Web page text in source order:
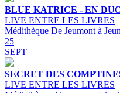
BLUE KATRICE - EN
LIVE ENTRE LES LIVRES
Médithèque De Jeumont à
25
SEPT
SECRET DES
LIVE ENTRE LES LIVRES